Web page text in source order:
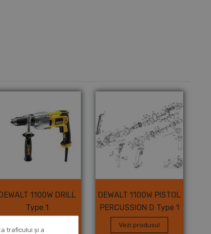
traficului și a
1100W DRILL
Type 1
DEWALT 1100W PISTOL
PERCUSSION D Type 1
Vezi produsul